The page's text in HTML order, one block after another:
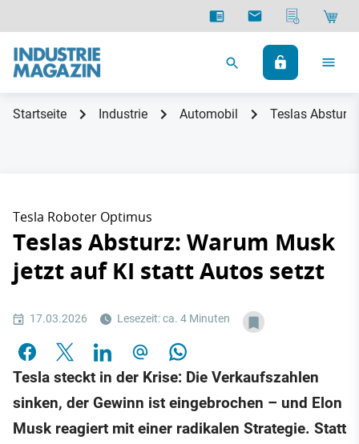
Startseite Industrie Automobil Teslas
Tesla Roboter Optimus
Teslas Absturz: Warum Musk
jetzt auf KI statt Autos setzt
17.03.2026 Lesezeit: ca. 4 Minuten
Tesla steckt in der Krise: Die Verkaufszahlen
sinken, der Gewinn ist eingebrochen – und Elon
Musk reagiert mit einer radikalen Strategie. Statt